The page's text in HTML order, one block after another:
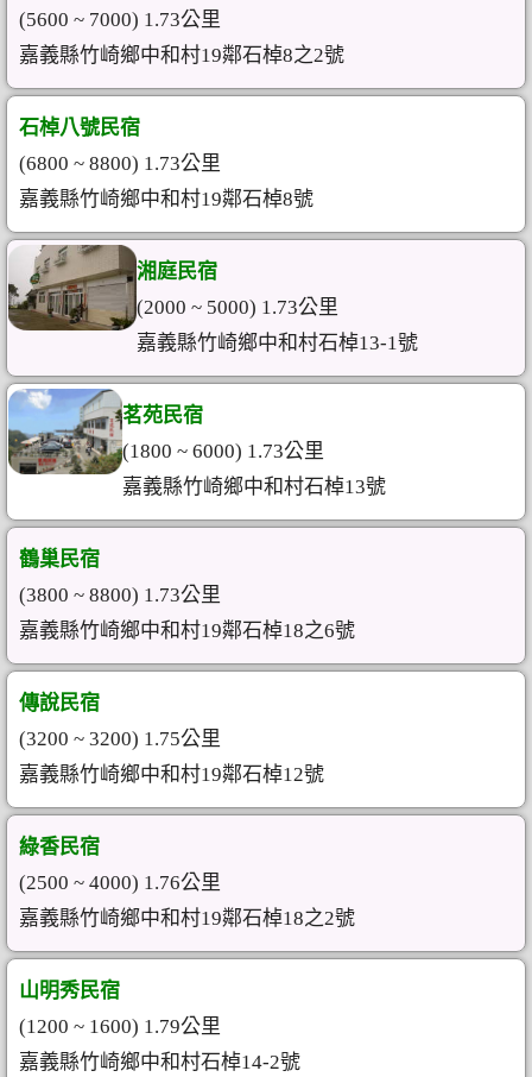
(5600 ~ 7000) 1.73公里
嘉義縣竹崎鄉中和村19鄰石棹8之2號
石棹八號民宿
(6800 ~ 8800) 1.73公里
嘉義縣竹崎鄉中和村19鄰石棹8號
湘庭民宿
(2000 ~ 5000) 1.73公里
嘉義縣竹崎鄉中和村石棹13-1號
茗苑民宿
(1800 ~ 6000) 1.73公里
嘉義縣竹崎鄉中和村石棹13號
鶴巢民宿
(3800 ~ 8800) 1.73公里
嘉義縣竹崎鄉中和村19鄰石棹18之6號
傳說民宿
(3200 ~ 3200) 1.75公里
嘉義縣竹崎鄉中和村19鄰石棹12號
綠香民宿
(2500 ~ 4000) 1.76公里
嘉義縣竹崎鄉中和村19鄰石棹18之2號
山明秀民宿
(1200 ~ 1600) 1.79公里
嘉義縣竹崎鄉中和村石棹14-2號